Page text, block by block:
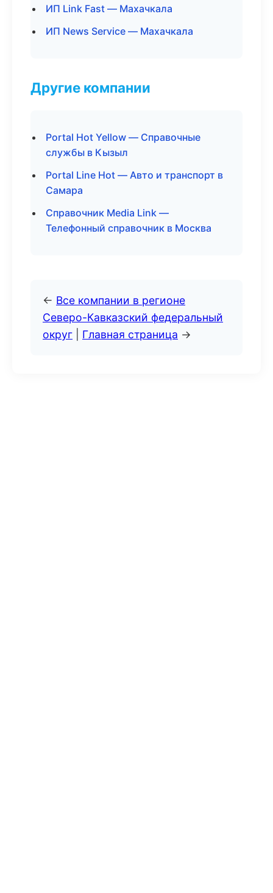
ИП Link Fast — Махачкала
ИП News Service — Махачкала
Другие компании
Portal Hot Yellow — Справочные
службы в Кызыл
Portal Line Hot — Авто и транспорт в
Самара
Справочник Media Link —
Телефонный справочник в Москва
← Все компании в регионе
Северо-Кавказский федеральный
округ
Главная страница →